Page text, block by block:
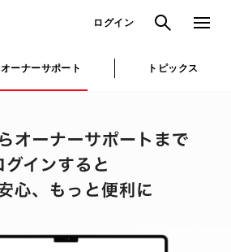
ログイン 検索 メニュ
オーナーサポート トピックス